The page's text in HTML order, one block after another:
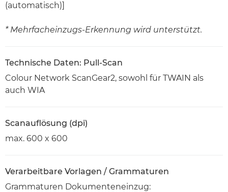
(automatisch)]
* Mehrfacheinzugs-Erkennung wird unterstützt.
Technische Daten: Pull-Scan
Colour Network ScanGear2, sowohl für TWAIN als
auch WIA
Scanauflösung (dpi)
max. 600 x 600
Verarbeitbare Vorlagen / Grammaturen
Grammaturen Dokumenteneinzug: